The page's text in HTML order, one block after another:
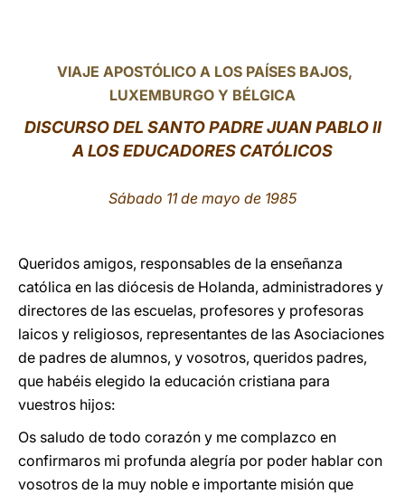
VIAJE APOSTÓLICO A LOS PAÍSES BAJOS,
LUXEMBURGO Y BÉLGICA
DISCURSO DEL SANTO PADRE JUAN PABLO II
A LOS EDUCADORES CATÓLICOS
Sábado 11 de mayo de 1985
Queridos amigos, responsables de la enseñanza
católica en las diócesis de Holanda, administradores y
directores de las escuelas, profesores y profesoras
laicos y religiosos, representantes de las Asociaciones
de padres de alumnos, y vosotros, queridos padres,
que habéis elegido la educación cristiana para
vuestros hijos:
Os saludo de todo corazón y me complazco en
confirmaros mi profunda alegría por poder hablar con
vosotros de la muy noble e importante misión que